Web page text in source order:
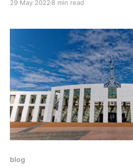
就享受一個藍天。
29 May 2022 8 min read
blog